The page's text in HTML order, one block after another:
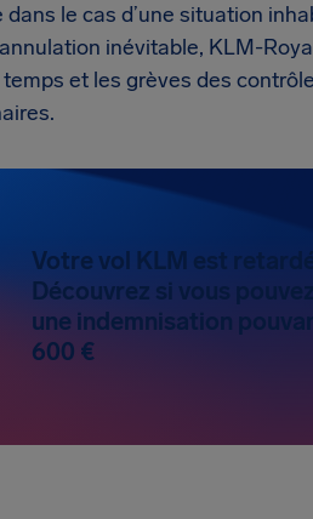
dans le cas d’une situation
inévitable, KLM-
et les grèves des
Votre vol KLM est retardé
Découvrez si vous
une indemnisation
600 €